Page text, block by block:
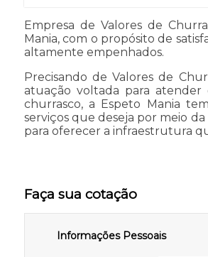
Empresa de Valores de
Mania, com o propósito de
altamente empenhados.
Precisando de Valores de
atuação voltada para atender
churrasco, a Espeto Mania
serviços que deseja por meio
para oferecer a infraestrutura
Faça sua cotação
Informações Pessoais